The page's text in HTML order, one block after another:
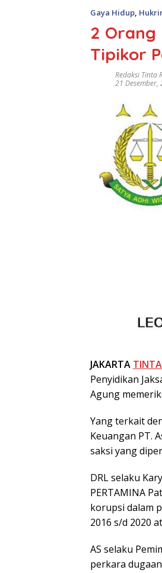
Gaya Hidup,
2 Orang
Tipikor
Redaksi Tinta
21 Desember,
JAKARTA
Penyidikan
Agung
Yang terkait
Keuangan PT.
saksi yang
DRL selaku
PERTAMINA
korupsi dalam
2016 s/d 2020
AS selaku
perkara